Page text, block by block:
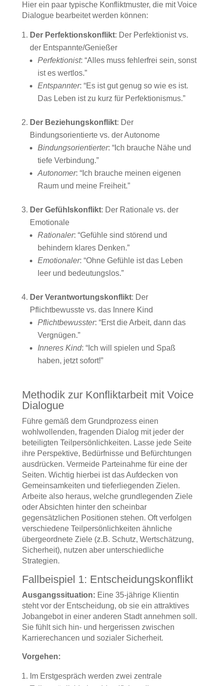
Hier ein paar typische Konfliktmuster, die mit Voice
Dialogue bearbeitet werden können:
Der Perfektionskonflikt: Der Perfektionist vs.
der Entspannte/Genießer
Perfektionist: “Alles muss fehlerfrei sein, sonst
ist es wertlos.”
Entspannter: “Es ist gut genug so wie es ist.
Das Leben ist zu kurz für Perfektionismus.”
Der Beziehungskonflikt: Der
Bindungsorientierte vs. der Autonome
Bindungsorientierter: “Ich brauche Nähe und
tiefe Verbindung.”
Autonomer: “Ich brauche meinen eigenen
Raum und meine Freiheit.”
Der Gefühlskonflikt: Der Rationale vs. der
Emotionale
Rationaler: “Gefühle sind störend und
behindern klares Denken.”
Emotionaler: “Ohne Gefühle ist das Leben
leer und bedeutungslos.”
Der Verantwortungskonflikt: Der
Pflichtbewusste vs. das Innere Kind
Pflichtbewusster: “Erst die Arbeit, dann das
Vergnügen.”
Inneres Kind: “Ich will spielen und Spaß
haben, jetzt sofort!”
Methodik zur Konfliktarbeit mit Voice
Dialogue
Führe gemäß dem Grundprozess einen
wohlwollenden, fragenden Dialog mit jeder der
beteiligten Teilpersönlichkeiten. Lasse jede Seite
ihre Perspektive, Bedürfnisse und Befürchtungen
ausdrücken. Vermeide Parteinahme für eine der
Seiten. Wichtig hierbei ist das Aufdecken von
Gemeinsamkeiten und tieferliegenden Zielen.
Arbeite also heraus, welche grundlegenden Ziele
oder Absichten hinter den scheinbar
gegensätzlichen Positionen stehen. Oft verfolgen
verschiedene Teilpersönlichkeiten ähnliche
übergeordnete Ziele (z.B. Schutz, Wertschätzung,
Sicherheit), nutzen aber unterschiedliche
Strategien.
Fallbeispiel 1: Entscheidungskonflikt
Ausgangssituation: Eine 35-jährige Klientin
steht vor der Entscheidung, ob sie ein attraktives
Jobangebot in einer anderen Stadt annehmen soll.
Sie fühlt sich hin- und hergerissen zwischen
Karrierechancen und sozialer Sicherheit.
Vorgehen:
Im Erstgespräch werden zwei zentrale